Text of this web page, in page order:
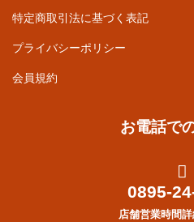
特定商取引法に基づく表記
プライバシーポリシー
会員規約
お電話で
0895-
店舗営業時間